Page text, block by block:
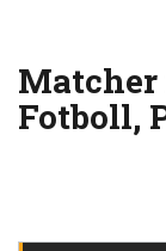
Fotboll,